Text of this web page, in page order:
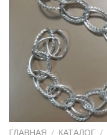
ГЛАВНАЯ / КАТАЛОГ /